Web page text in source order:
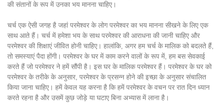
की संतानों के रूप में उनका भय मानना चाहिए।
चर्च एक ऐसी जगह है जहां परमेश्वर के लोग परमेश्वर का भय मानना सीखने के लिए एक
साथ आते हैं। चर्च में हमेशा भय के साथ परमेश्वर की आराधना की जानी चाहिए और
परमेश्वर की शिक्षाएं जीवित होनी चाहिए। हालांकि, अगर हम चर्च के मालिक को बदलते हैं,
तो समस्याएं पैदा होंगी। परमेश्वर के घर में काम करने वालों के रूप में, हम बस सेवकाई
करते हैं जो परमेश्वर ने हमें सौंपी है। इस घर के मालिक परमेश्वर हैं। परमेश्वर के घर को
परमेश्वर के तरीके के अनुसार, परमेश्वर के प्रसन्न होने की इच्छा के अनुसार संचालित
किया जाना चाहिए। हमें केवल यह करना है कि हमें परमेश्वर के वचन पर रात दिन ध्यान
करते रहना है और उसमें कुछ जोड़े या घटाए बिना अभ्यास में लाना है।